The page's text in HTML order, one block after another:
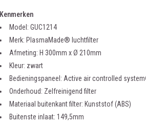
Kenmerken
Model: GUC1214
Merk: PlasmaMade® luchtfilter
Afmeting: H 300mm x Ø 210mm
Kleur: zwart
Bedieningspaneel: Active air controlled
Onderhoud: Zelfreinigend filter
Materiaal buitenkant filter: Kunststof (ABS)
Buitenste inlaat: 149,5mm